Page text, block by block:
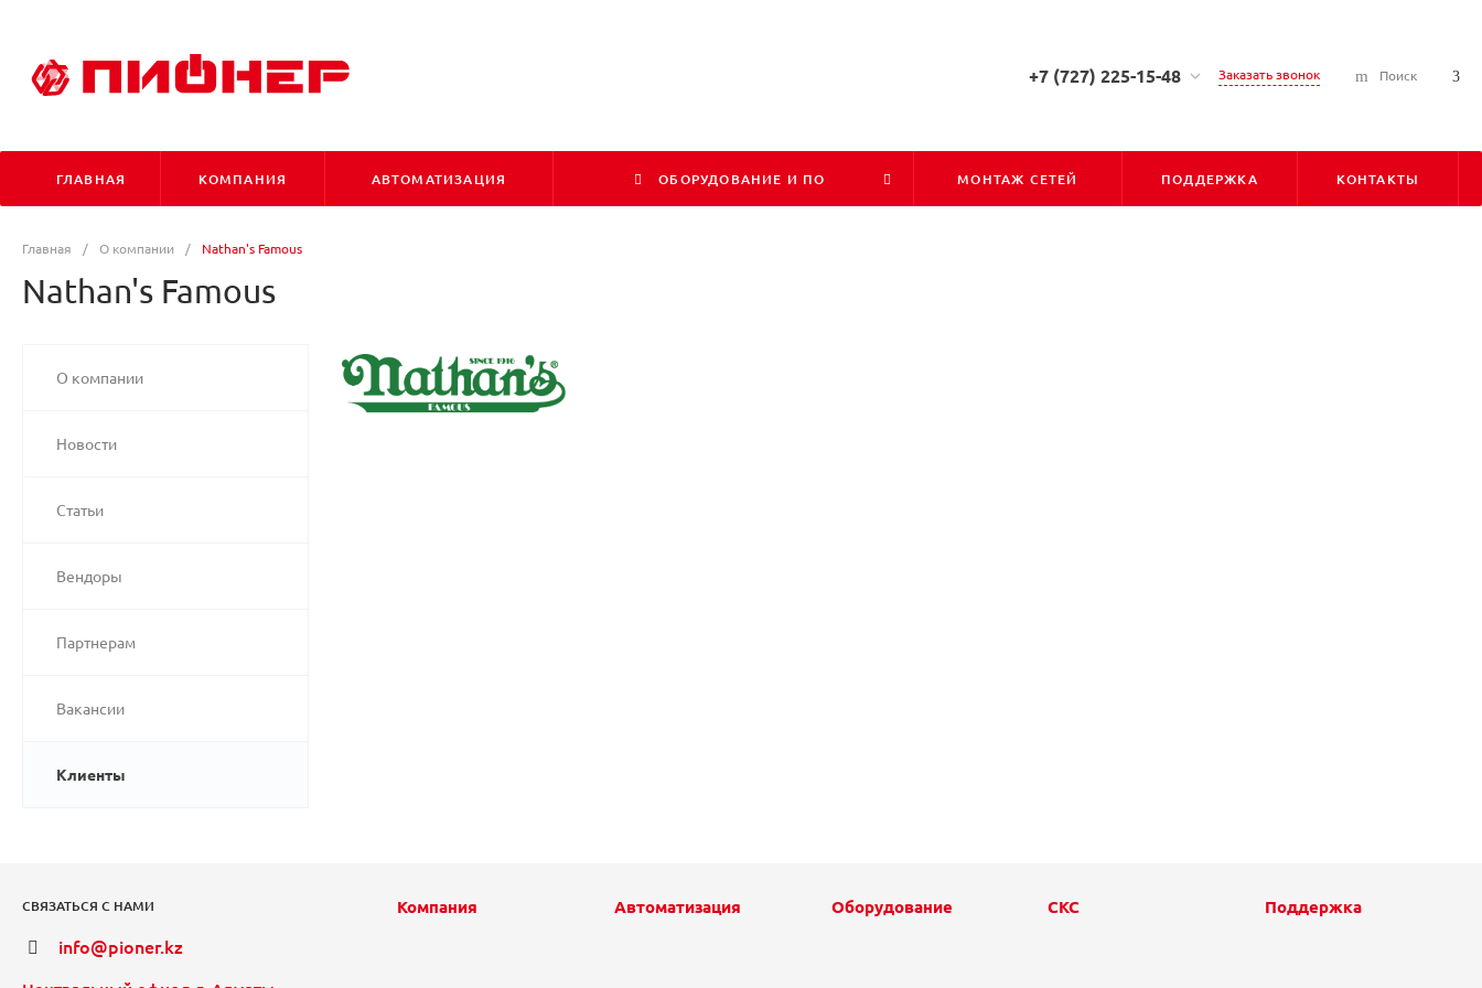
+7 (727) 225-15-48
г. Алматы, ул. Сарсена
Заказать звонок Поиск
ГЛАВНАЯ КОМПАНИЯ АВТОМАТИЗАЦИЯ ОБОРУДОВАНИЕ И ПО МОНТАЖ СЕТЕЙ ПОДДЕРЖКА КОНТАКТЫ
Главная / О компании / Nathan's Famous
Nathan's Famous
О компании
Новости
Статьи
Вендоры
Партнерам
Вакансии
Клиенты
СВЯЗАТЬСЯ С НАМИ
info@pioner.kz
Компания Автоматизация Оборудование СКС Поддержка